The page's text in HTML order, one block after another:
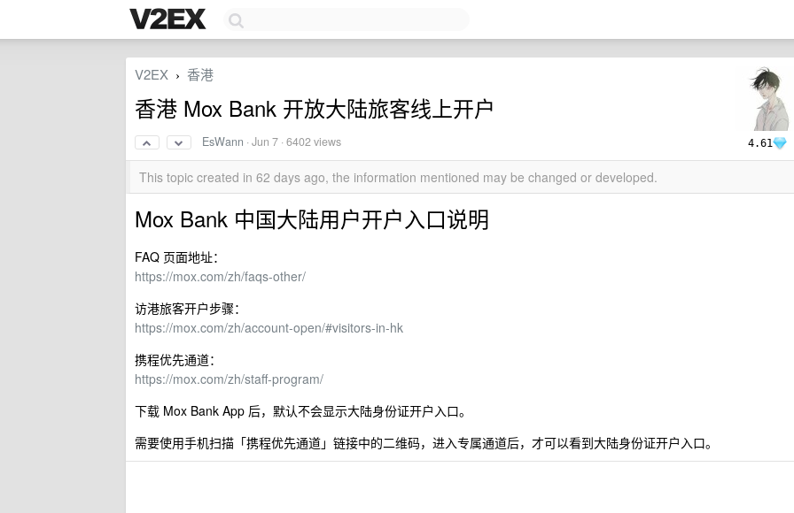
4.61
V2EX › 香港
香港 Mox Bank 开放大陆旅客线上开户
EsWann ·Jun 7 · 6402 views
This topic created in 62 days ago, the information mentioned may be changed or developed.
Mox Bank 中国大陆用户开户入口说明
FAQ 页面地址：
https://mox.com/zh/faqs-other/
访港旅客开户步骤：
https://mox.com/zh/account-open/#visitors-in-hk
携程优先通道：
https://mox.com/zh/staff-program/
下载 Mox Bank App 后，默认不会显示大陆身份证开户入口。
需要使用手机扫描「携程优先通道」链接中的二维码，进入专属通道后，才可以看到大陆身份证开户入口。